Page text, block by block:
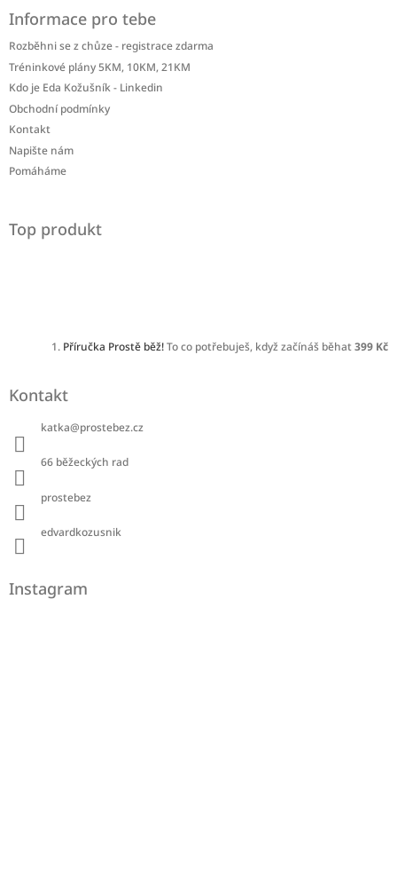
Informace pro tebe
Rozběhni se z chůze - registrace zdarma
Tréninkové plány 5KM, 10KM, 21KM
Kdo je Eda Kožušník - Linkedin
Obchodní podmínky
Kontakt
Napište nám
Pomáháme
Top produkt
Příručka Prostě běž!To co potřebuješ, když začínáš běhat399 Kč
Kontakt
katka@prostebez.cz
66 běžeckých rad
prostebez
edvardkozusnik
Instagram